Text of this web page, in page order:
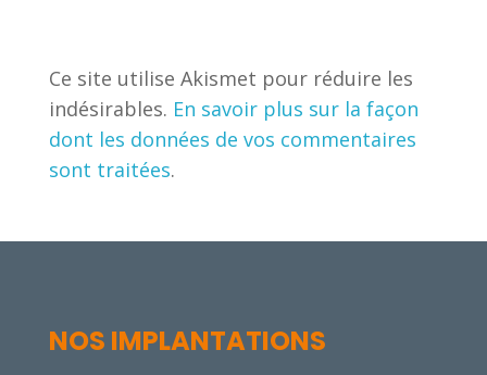
Ce site utilise Akismet pour réduire les
indésirables. En savoir plus sur la façon
dont les données de vos commentaires
sont traitées.
NOS IMPLANTATIONS